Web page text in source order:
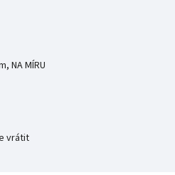
NA MÍRU
vrátit